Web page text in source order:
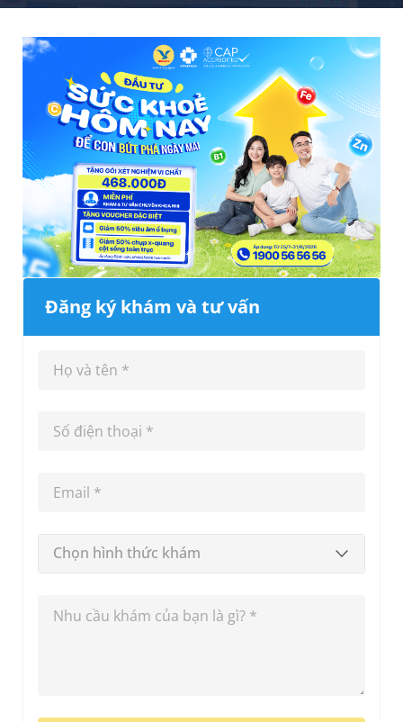
Đăng ký khám và tư vấn
Chọn hình thức khám